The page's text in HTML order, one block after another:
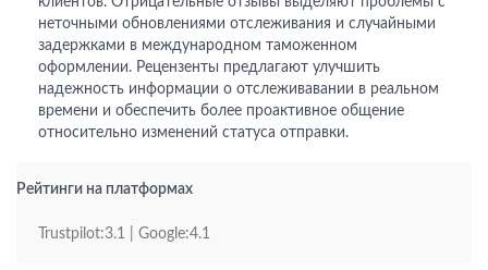
неточными обновлениями отслеживания и случайными
задержками в международном таможенном
оформлении. Рецензенты предлагают улучшить
надежность информации о отслеживавании в реальном
времени и обеспечить более проактивное общение
относительно изменений статуса отправки.
Рейтинги на платформах
Trustpilot:3.1 | Google:4.1